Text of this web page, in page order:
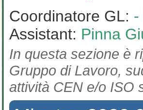
Coordinatore GL: -
Assistant: Pinna
In questa sezione è
Gruppo di Lavoro,
attività CEN e/o ISO